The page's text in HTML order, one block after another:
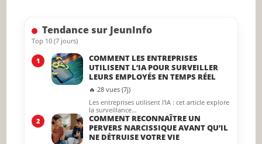
the
Tendance sur JeunInfo
Top 10 (7 jours)
1
COMMENT LES ENTREPRISES
UTILISENT L’IA POUR SURVEILLER
LEURS EMPLOYÉS EN TEMPS RÉEL
🔥 28 vues (7j)
Les entreprises utilisent l'IA : cet article explore
la surveillance…
2
COMMENT RECONNAÎTRE UN
PERVERS NARCISSIQUE AVANT QU’IL
NE DÉTRUISE VOTRE VIE